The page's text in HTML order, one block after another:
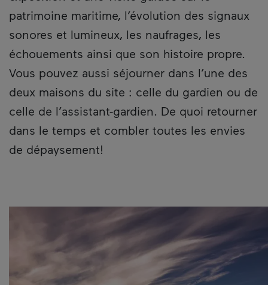
patrimoine maritime, l’évolution des signaux
sonores et lumineux, les naufrages, les
échouements ainsi que son histoire propre.
Vous pouvez aussi séjourner dans l’une des
deux maisons du site : celle du gardien ou de
celle de l’assistant-gardien. De quoi retourner
dans le temps et combler toutes les envies
de dépaysement!